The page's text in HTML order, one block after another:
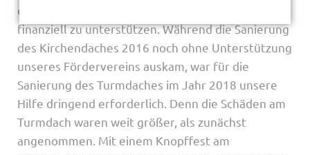
dem Ziel, die anstehenden Aufgaben und Arbeiten
finanziell zu unterstützen. Während die Sanierung
des Kirchendaches 2016 noch ohne Unterstützung
unseres Fördervereins auskam, war für die
Sanierung des Turmdaches im Jahr 2018 unsere
Hilfe dringend erforderlich. Denn die Schäden am
Turmdach waren weit größer, als zunächst
angenommen. Mit einem Knopffest am